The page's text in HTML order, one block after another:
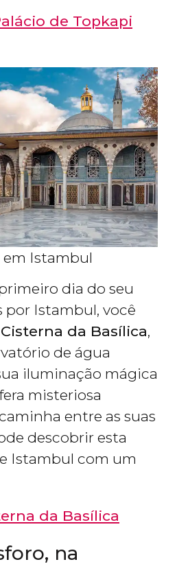
de Topkapi
em Istambul
dia do seu
por Istambul, você
Cisterna da Basílica,
de água
iluminação mágica
misteriosa
entre as suas
descobrir esta
Istambul com um
da Basílica
na